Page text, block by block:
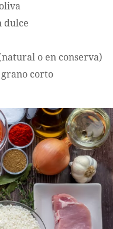
dulce
o en conserva)
corto